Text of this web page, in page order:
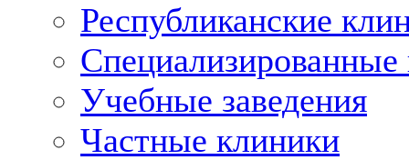
Республиканские
Учебные заведения
Частные клиники